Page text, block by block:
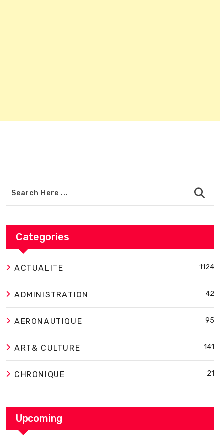
Categories
ACTUALITE 1124
ADMINISTRATION 42
AERONAUTIQUE 95
ART& CULTURE 141
CHRONIQUE 21
Upcoming